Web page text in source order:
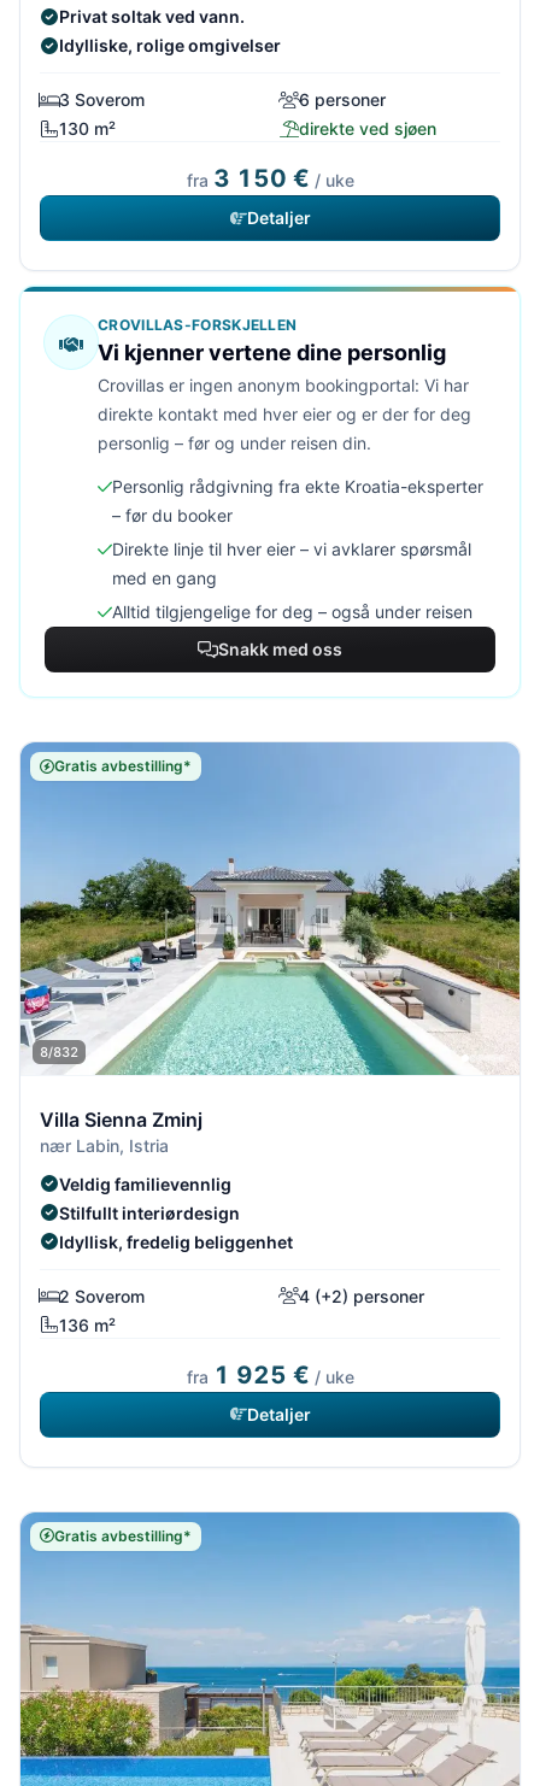
Privat soltak ved vann.
Idylliske, rolige omgivelser
3 Soverom
6 personer
130 m²
direkte ved sjøen
fra 3 150 € / uke
Detaljer
CROVILLAS-FORSKJELLEN
Vi kjenner vertene dine personlig
Crovillas er ingen anonym bookingportal: Vi har
direkte kontakt med hver eier og er der for deg
personlig – før og under reisen din.
Personlig rådgivning fra ekte Kroatia-eksperter
– før du booker
Direkte linje til hver eier – vi avklarer spørsmål
med en gang
Alltid tilgjengelige for deg – også under reisen
Snakk med oss
Gratis avbestilling*
8/832
Villa Sienna Zminj
nær Labin, Istria
Veldig familievennlig
Stilfullt interiørdesign
Idyllisk, fredelig beliggenhet
2 Soverom
4 (+2) personer
136 m²
fra 1 925 € / uke
Detaljer
Gratis avbestilling*